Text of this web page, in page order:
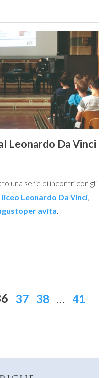
Leonardo Da Vinci
una serie di incontri con gli
liceo Leonardo Da Vinci,
.
37 38 … 41